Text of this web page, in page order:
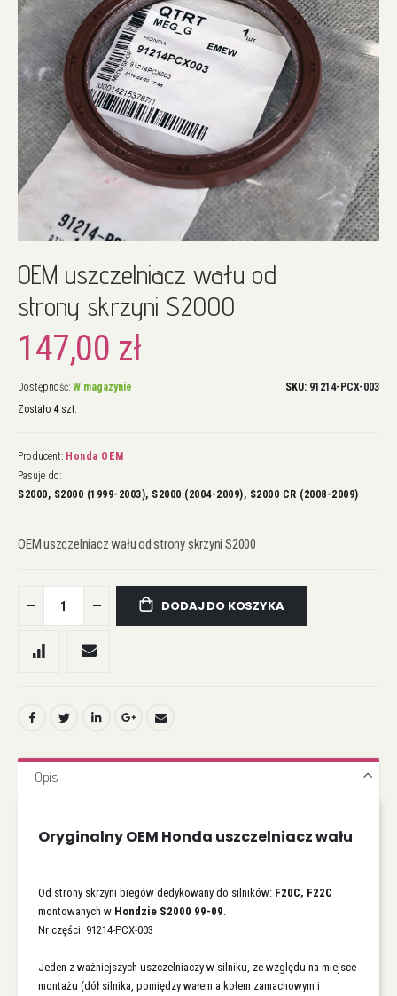
na
początek
galerii
OEM uszczelniacz wału od
strony skrzyni S2000
147,00 zł
Dostępność: W magazynie
Zostało 4szt.
SKU 91214-PCX-003
Producent: Honda OEM
Pasuje do:
S2000, S2000 (1999-2003), S2000 (2004-2009), S2000 CR (2008-2009)
OEM uszczelniacz wału od strony skrzyni S2000
DODAJ DO KOSZYKA
Opis
Oryginalny OEM Honda uszczelniacz wału
Od strony skrzyni biegów dedykowany do silników: F20C, F22C
montowanych w Hondzie S2000 99-09
Nr części: 91214-PCX-003
Jeden z ważniejszych uszczelniaczy w silniku, ze względu na miejsce
montażu (dół silnika, pomiędzy wałem a kołem zamachowym i